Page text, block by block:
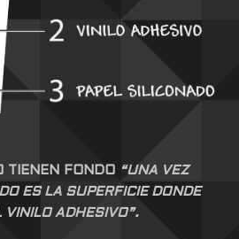
TIENEN FONDO
“UNA VEZ
ES LA SUPERFICIE DONDE
VINILO ADHESIVO”.